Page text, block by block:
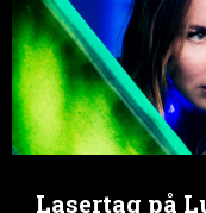
Lasertag på